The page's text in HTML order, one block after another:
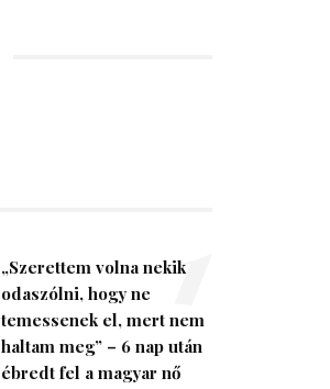
„Szerettem volna nekik
odaszólni, hogy ne
temessenek el, mert nem
haltam meg” – 6 nap után
ébredt fel a magyar nő
1